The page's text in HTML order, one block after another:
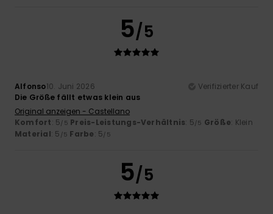
5/5
Alfonso10. Juni 2026
Verifizierter Kauf
Die Größe fällt etwas klein aus
Original anzeigen - Castellano
Komfort: 5/5 Preis-Leistungs-Verhältnis: 5/5 Größe: Klein
Material: 5 /5 Farbe: 5/5
5/5